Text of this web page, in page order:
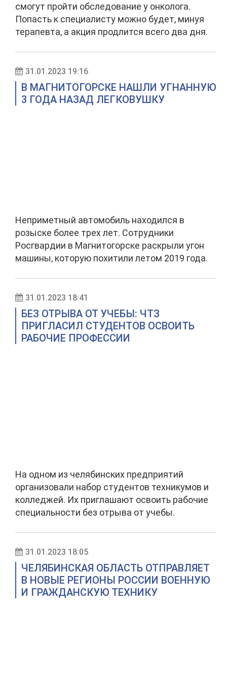
смогут пройти обследование у онколога.
Попасть к специалисту можно будет, минуя
терапевта, а акция продлится всего два дня.
31.01.2023 19:16
В МАГНИТОГОРСКЕ НАШЛИ УГНАННУЮ
3 ГОДА НАЗАД ЛЕГКОВУШКУ
Неприметный автомобиль находился в
розыске более трех лет. Сотрудники
Росгвардии в Магнитогорске раскрыли угон
машины, которую похитили летом 2019 года.
31.01.2023 18:41
БЕЗ ОТРЫВА ОТ УЧЕБЫ: ЧТЗ
ПРИГЛАСИЛ СТУДЕНТОВ ОСВОИТЬ
РАБОЧИЕ ПРОФЕССИИ
На одном из челябинских предприятий
организовали набор студентов техникумов и
колледжей. Их приглашают освоить рабочие
специальности без отрыва от учебы.
31.01.2023 18:05
ЧЕЛЯБИНСКАЯ ОБЛАСТЬ ОТПРАВЛЯЕТ
В НОВЫЕ РЕГИОНЫ РОССИИ ВОЕННУЮ
И ГРАЖДАНСКУЮ ТЕХНИКУ